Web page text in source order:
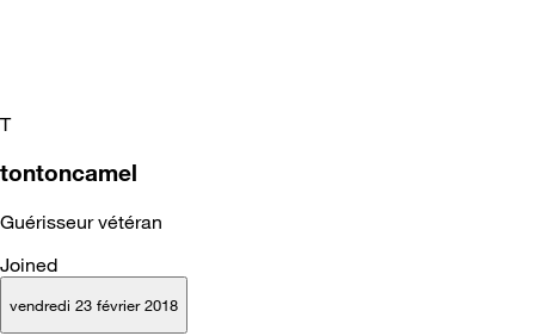
T
tontoncamel
Guérisseur vétéran
Joined
vendredi 23 février 2018